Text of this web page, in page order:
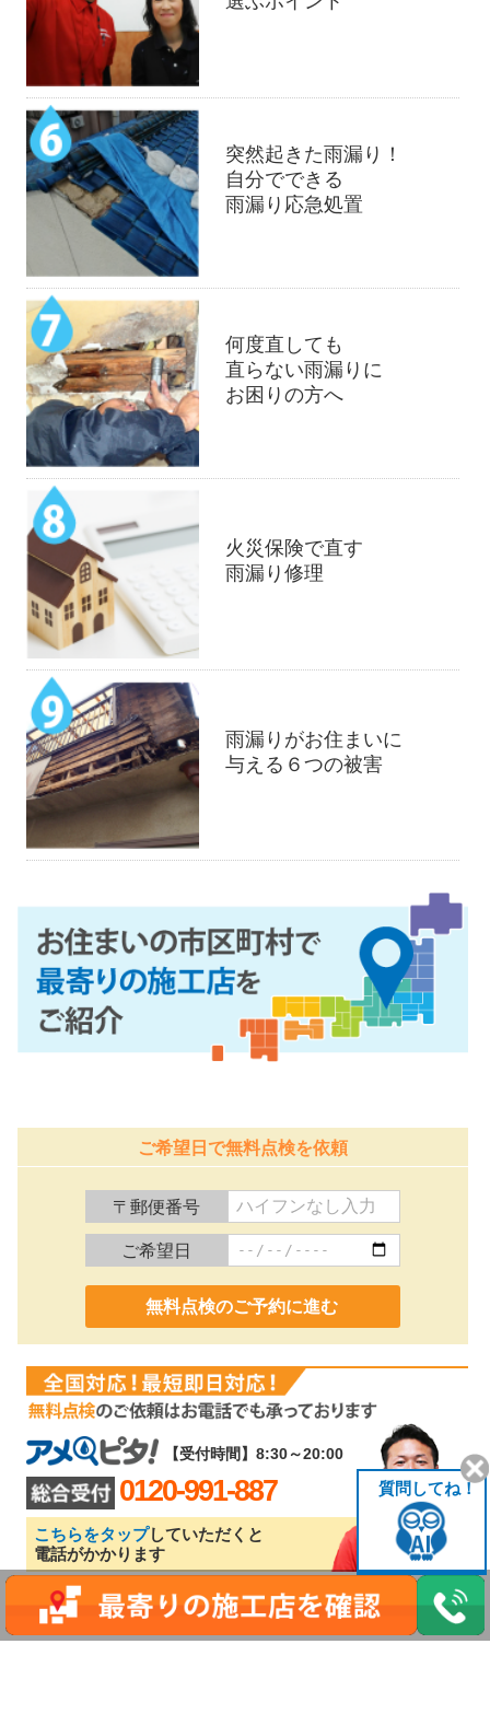
突然起きた雨漏り！
自分でできる
雨漏り応急処置
何度直しても
直らない雨漏りに
お困りの方へ
火災保険で直す
雨漏り修理
雨漏りがお住まいに
与える６つの被害
ご希望日で無料点検を依頼
〒郵便番号
ご希望日
0120-991-887
【受付時間】8:30～20:00
0120-991-887
こちらをタップしていただくと
電話がかかります
質問してね！